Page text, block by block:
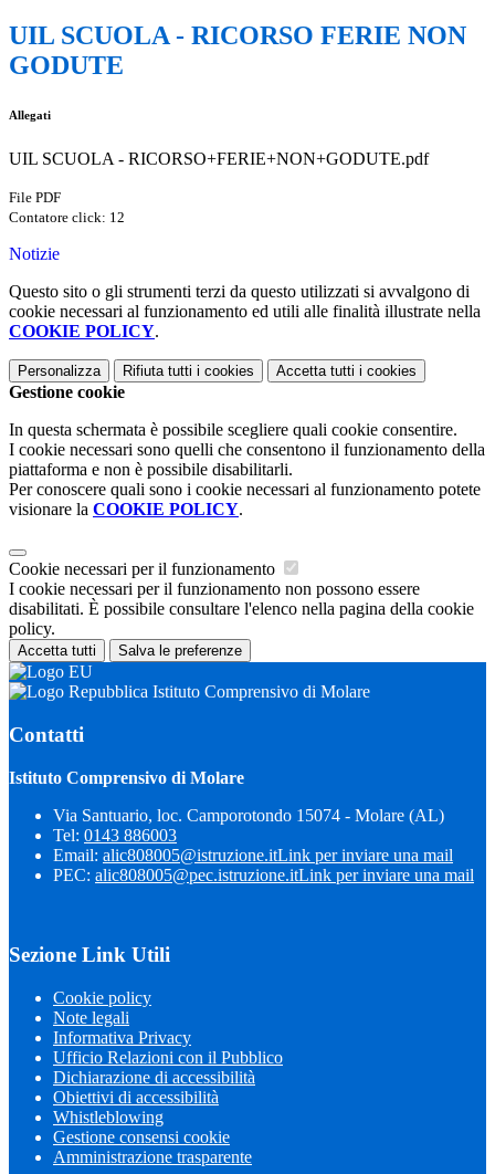
UIL SCUOLA - RICORSO FERIE NON
GODUTE
Allegati
UIL SCUOLA - RICORSO+FERIE+NON+GODUTE.pdf
File PDF
Contatore click: 12
Notizie
Questo sito o gli strumenti terzi da questo utilizzati si avvalgono di
cookie necessari al funzionamento ed utili alle finalità illustrate nella
COOKIE POLICY.
Personalizza Rifiuta tutti i cookies Accetta tutti i cookies
Gestione cookie
In questa schermata è possibile scegliere quali cookie consentire.
I cookie necessari sono quelli che consentono il funzionamento della
piattaforma e non è possibile disabilitarli.
Per conoscere quali sono i cookie necessari al funzionamento potete
visionare la COOKIE POLICY.
Cookie necessari per il funzionamento
I cookie necessari per il funzionamento non possono essere
disabilitati. È possibile consultare l'elenco nella pagina della cookie
policy.
Accetta tutti Salva le preferenze
Istituto Comprensivo di Molare
Contatti
Istituto Comprensivo di Molare
Via Santuario, loc. Camporotondo 15074 - Molare (AL)
Tel: 0143 886003
Email: alic808005@istruzione.itLink per inviare una mail
PEC: alic808005@pec.istruzione.itLink per inviare una mail
Sezione Link Utili
Cookie policy
Note legali
Informativa Privacy
Ufficio Relazioni con il Pubblico
Dichiarazione di accessibilità
Obiettivi di accessibilità
Whistleblowing
Gestione consensi cookie
Amministrazione trasparente